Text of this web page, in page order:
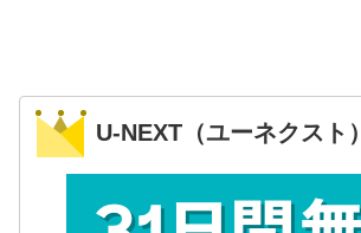
U-NEXT（ユーネクスト）